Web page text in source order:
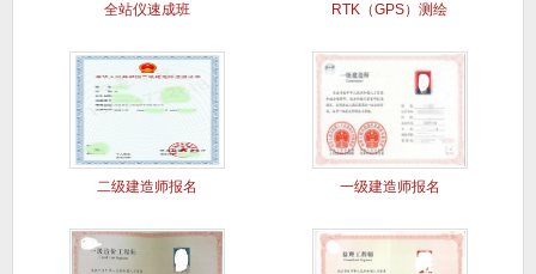
全站仪速成班 RTK（GPS）测绘
二级建造师报名 一级建造师报名